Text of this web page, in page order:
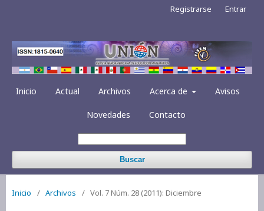
Inicio Actual Archivos Acerca de Avisos
Novedades Contacto
Buscar
Registrarse Entrar
Inicio / Archivos / Vol. 7 Núm. 28 (2011): Diciembre